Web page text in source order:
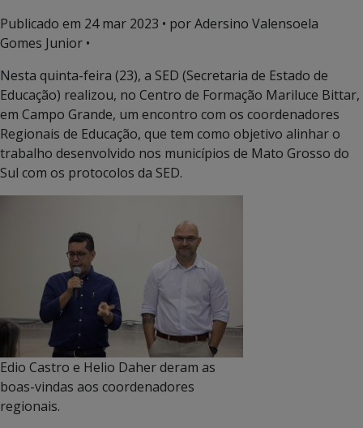
Publicado em 24 mar 2023 • por Adersino Valensoela
Gomes Junior •
Nesta quinta-feira (23), a SED (Secretaria de Estado de
Educação) realizou, no Centro de Formação Mariluce Bittar,
em Campo Grande, um encontro com os coordenadores
Regionais de Educação, que tem como objetivo alinhar o
trabalho desenvolvido nos municípios de Mato Grosso do
Sul com os protocolos da SED.
Edio Castro e Helio Daher deram as
boas-vindas aos coordenadores
regionais.